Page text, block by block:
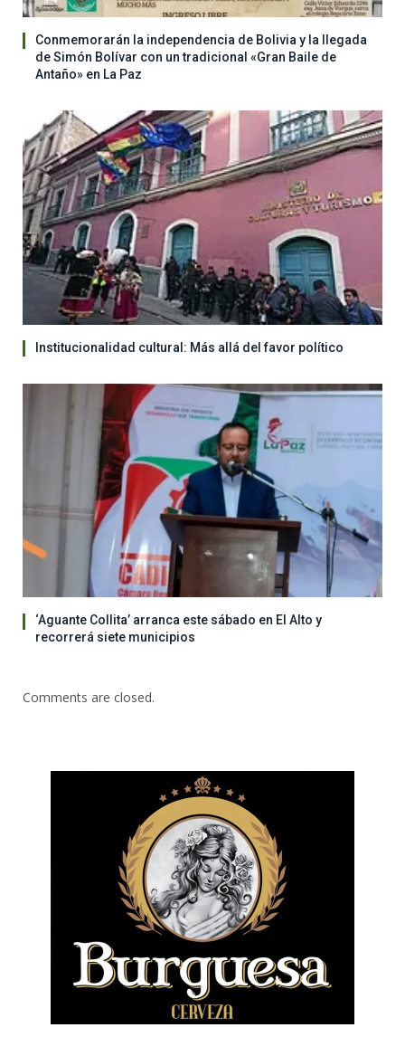
Conmemorarán la independencia de Bolivia y la llegada
de Simón Bolívar con un tradicional «Gran Baile de
Antaño» en La Paz
Institucionalidad cultural: Más allá del favor político
‘Aguante Collita’ arranca este sábado en El Alto y
recorrerá siete municipios
Comments are closed.